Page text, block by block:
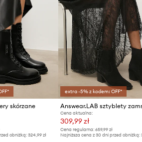
skórzane
obniżką: 324,99 zł
extra -5% z kodem: OFF*
Answear.LAB sztyblety
Cena aktualna:
309,99 zł
Cena regularna:659,99 zł
Najniższa cena z 30 dni przed obniżką: